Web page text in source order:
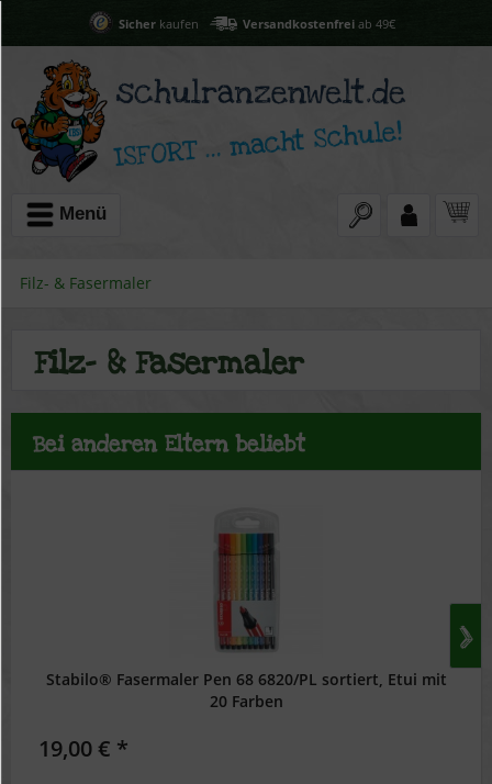
Sicherkaufen Versandkostenfreiab 49€
Menü
Filz- & Fasermaler
Filz- & Fasermaler
Bei anderen Eltern beliebt
Stabilo® Fasermaler Pen 68 6820/PL sortiert, Etui mit
20 Farben
19,00 € *